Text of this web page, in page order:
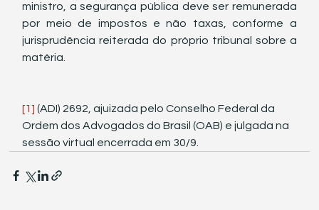
ministro, a segurança pública deve ser remunerada
por meio de impostos e não taxas, conforme a
jurisprudência reiterada do próprio tribunal sobre a
matéria.
[1] (ADI) 2692, ajuizada pelo Conselho Federal da
Ordem dos Advogados do Brasil (OAB) e julgada na
sessão virtual encerrada em 30/9.